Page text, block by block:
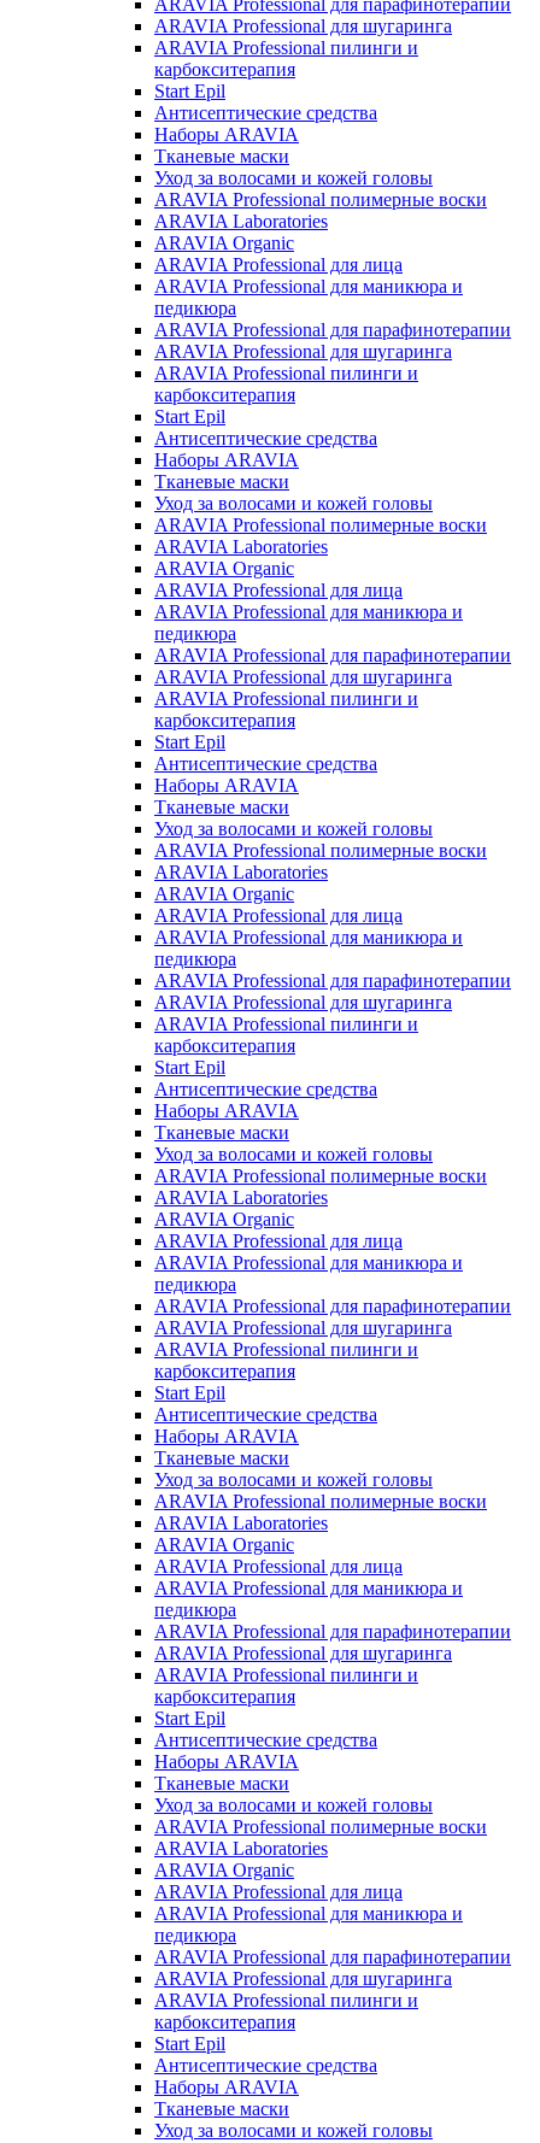
ARAVIA Professional для парафинотерапии
ARAVIA Professional для шугаринга
ARAVIA Professional пилинги и
карбокситерапия
Start Epil
Антисептические средства
Наборы ARAVIA
Тканевые маски
Уход за волосами и кожей головы
ARAVIA Professional полимерные воски
ARAVIA Laboratories
ARAVIA Organic
ARAVIA Professional для лица
ARAVIA Professional для маникюра и
педикюра
ARAVIA Professional для парафинотерапии
ARAVIA Professional для шугаринга
ARAVIA Professional пилинги и
карбокситерапия
Start Epil
Антисептические средства
Наборы ARAVIA
Тканевые маски
Уход за волосами и кожей головы
ARAVIA Professional полимерные воски
ARAVIA Laboratories
ARAVIA Organic
ARAVIA Professional для лица
ARAVIA Professional для маникюра и
педикюра
ARAVIA Professional для парафинотерапии
ARAVIA Professional для шугаринга
ARAVIA Professional пилинги и
карбокситерапия
Start Epil
Антисептические средства
Наборы ARAVIA
Тканевые маски
Уход за волосами и кожей головы
ARAVIA Professional полимерные воски
ARAVIA Laboratories
ARAVIA Organic
ARAVIA Professional для лица
ARAVIA Professional для маникюра и
педикюра
ARAVIA Professional для парафинотерапии
ARAVIA Professional для шугаринга
ARAVIA Professional пилинги и
карбокситерапия
Start Epil
Антисептические средства
Наборы ARAVIA
Тканевые маски
Уход за волосами и кожей головы
ARAVIA Professional полимерные воски
ARAVIA Laboratories
ARAVIA Organic
ARAVIA Professional для лица
ARAVIA Professional для маникюра и
педикюра
ARAVIA Professional для парафинотерапии
ARAVIA Professional для шугаринга
ARAVIA Professional пилинги и
карбокситерапия
Start Epil
Антисептические средства
Наборы ARAVIA
Тканевые маски
Уход за волосами и кожей головы
ARAVIA Professional полимерные воски
ARAVIA Laboratories
ARAVIA Organic
ARAVIA Professional для лица
ARAVIA Professional для маникюра и
педикюра
ARAVIA Professional для парафинотерапии
ARAVIA Professional для шугаринга
ARAVIA Professional пилинги и
карбокситерапия
Start Epil
Антисептические средства
Наборы ARAVIA
Тканевые маски
Уход за волосами и кожей головы
ARAVIA Professional полимерные воски
ARAVIA Laboratories
ARAVIA Organic
ARAVIA Professional для лица
ARAVIA Professional для маникюра и
педикюра
ARAVIA Professional для парафинотерапии
ARAVIA Professional для шугаринга
ARAVIA Professional пилинги и
карбокситерапия
Start Epil
Антисептические средства
Наборы ARAVIA
Тканевые маски
Уход за волосами и кожей головы